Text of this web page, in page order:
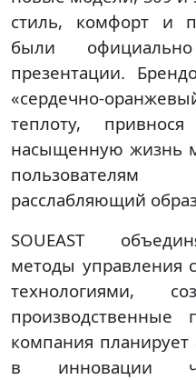
стиль, комфорт и
были
презентации.
«сердечно-
теплоту,
насыщенную жизнь
расслабляющий
SOUEAST
методы управления
технологиями,
компания планирует
в инновации